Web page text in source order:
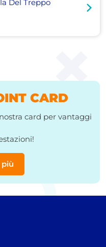
Del Treppo
CARD
card per vantaggi
più